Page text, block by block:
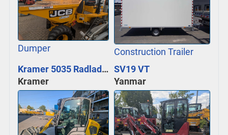
Dumper
Construction Trailer
Kramer 5035 Radlader
Kramer
SV19 VT
Yanmar